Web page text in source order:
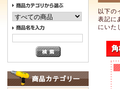
以下の
表記に
にいた